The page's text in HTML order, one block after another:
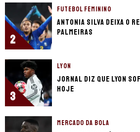
2
FUTEBOL FEMININO
Antonia Silva deixa o
Palmeiras
3
LYON
Jornal diz que Lyon
hoje
MERCADO DA BOLA